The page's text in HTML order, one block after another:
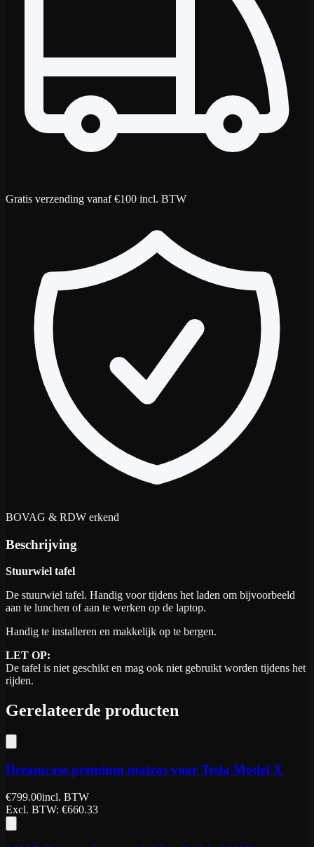
Gratis verzending vanaf €100 incl. BTW
BOVAG & RDW erkend
Beschrijving
Stuurwiel tafel
De stuurwiel tafel. Handig voor tijdens het laden om bijvoorbeeld
aan te lunchen of aan te werken op de laptop.
Handig te installeren en makkelijk op te bergen.
LET OP:
De tafel is niet geschikt en mag ook niet gebruikt worden tijdens het
rijden.
Gerelateerde producten
Dreamcase premium matras voor Tesla Model X
€799.00incl. BTW
Excl. BTW: €660.33